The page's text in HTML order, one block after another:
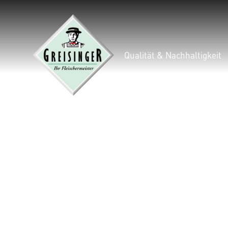
Qualität & Nachhaltigkeit